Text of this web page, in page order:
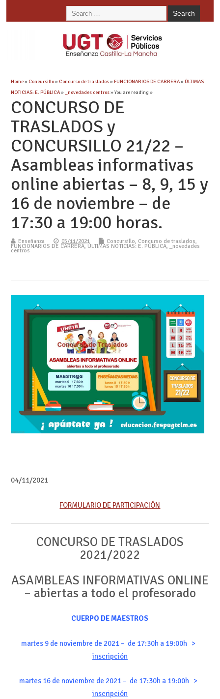
Home» Concursillo» Concurso de traslados»FUNCIONARIOS DE CARRERA»ÚLTIMAS
NOTICIAS: E. PÚBLICA» _novedades centros» You are reading »
CONCURSO DE
TRASLADOS y
CONCURSILLO 21/22 –
Asambleas informativas
online abiertas – 8, 9, 15 y
16 de noviembre – de
17:30 a 19:00 horas.
Enseñanza 05/11/2021 Concursillo, Concurso de traslados,
FUNCIONARIOS DE CARRERA,ÚLTIMAS NOTICIAS: E. PÚBLICA, _novedades
centros
04/11/2021
FORMULARIO DE PARTICIPACIÓN
CONCURSO DE TRASLADOS
2021/2022
ASAMBLEAS INFORMATIVAS ONLINE
– abiertas a todo el profesorado
CUERPO DE MAESTROS
martes 9 de noviembre de 2021 – de 17:30h a 19:00h >
inscripción
martes 16 de noviembre de 2021 – de 17:30h a 19:00h >
inscripción